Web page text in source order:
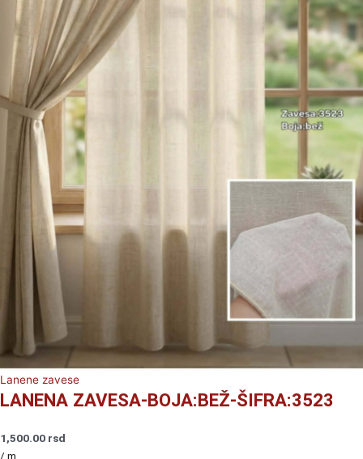
Lanene zavese
LANENA ZAVESA-BOJA:BEŽ-ŠIFRA:3523
1,500.00 rsd
/ m